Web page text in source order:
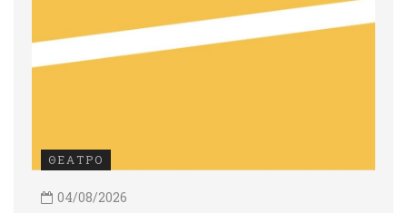
ΘΕΑΤΡΟ
04/08/2026